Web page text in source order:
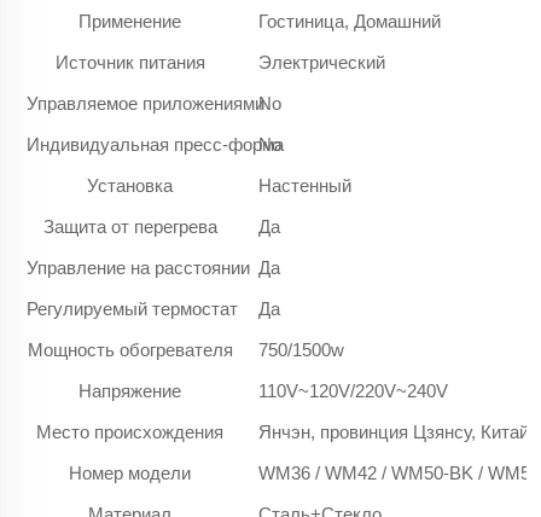
Применение
Гостиница, Домашний
Источник питания
Электрический
Управляемое приложениямиNo
Индивидуальная пресс-форма
No
Установка
Настенный
Защита от перегрева
Да
Управление на расстоянии Да
Регулируемый термостат
Да
Мощность обогревателя
750/1500w
Напряжение
110V~120V/220V~240V
Место происхождения
Янчэн, провинция Цзянсу, Китай
Номер модели
WM36 / WM42 / WM50-BK /